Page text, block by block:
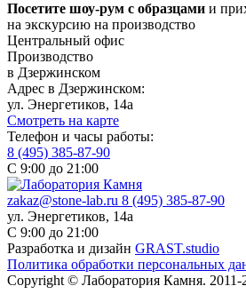
Посетите шоу-рум с образцами и
на экскурсию на производство
Центральный офис
Производство
в Дзержинском
Адрес в Дзержинском:
ул. Энергетиков, 14а
Смотреть на карте
Телефон и часы работы:
8 (495) 385-87-90
С 9:00 до 21:00
zakaz@stone-lab.ru 8 (495) 385-87-90
ул. Энергетиков, 14а
С 9:00 до 21:00
Разработка и дизайн GRAST.studio
Политика обработки персональных
Copyright © Лаборатория Камня. 2011-